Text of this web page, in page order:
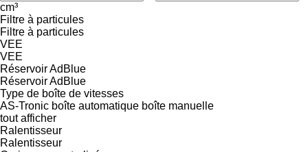
cm³
Filtre à particules
Filtre à particules
VEE
VEE
Réservoir AdBlue
Réservoir AdBlue
Type de boîte de vitesses
AS-Tronic boîte automatique boîte manuelle
tout afficher
Ralentisseur
Ralentisseur